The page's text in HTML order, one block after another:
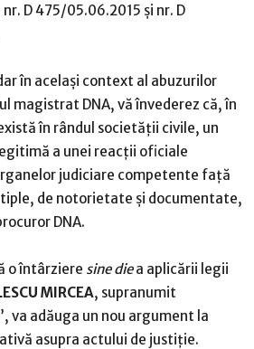
nr. D 475/05.06.2015 şi nr. D
în acelaşi context al abuzurilor
magistrat DNA, vă învederez că, în
în rândul societăţii civile, un
a unei reacţii oficiale
judiciare competente faţă
de notorietate şi documentate,
DNA.
o întârziere sine diea aplicării legii
MIRCEA, supranumit
va adăuga un nou argument la
asupra actului de justiţie.